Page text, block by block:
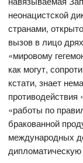
неонацистской
странами,
вызов в лицо
«мировому
как могут,
кстати, знает
«работы по
бракованной
международных